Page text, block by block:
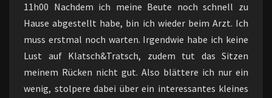
11h00 Nachdem ich meine Beute noch schnell zu
Hause abgestellt habe, bin ich wieder beim Arzt. Ich
muss erstmal noch warten. Irgendwie habe ich keine
Lust auf Klatsch&Tratsch, zudem tut das Sitzen
meinem Rücken nicht gut. Also blättere ich nur ein
wenig, stolpere dabei über ein interessantes kleines